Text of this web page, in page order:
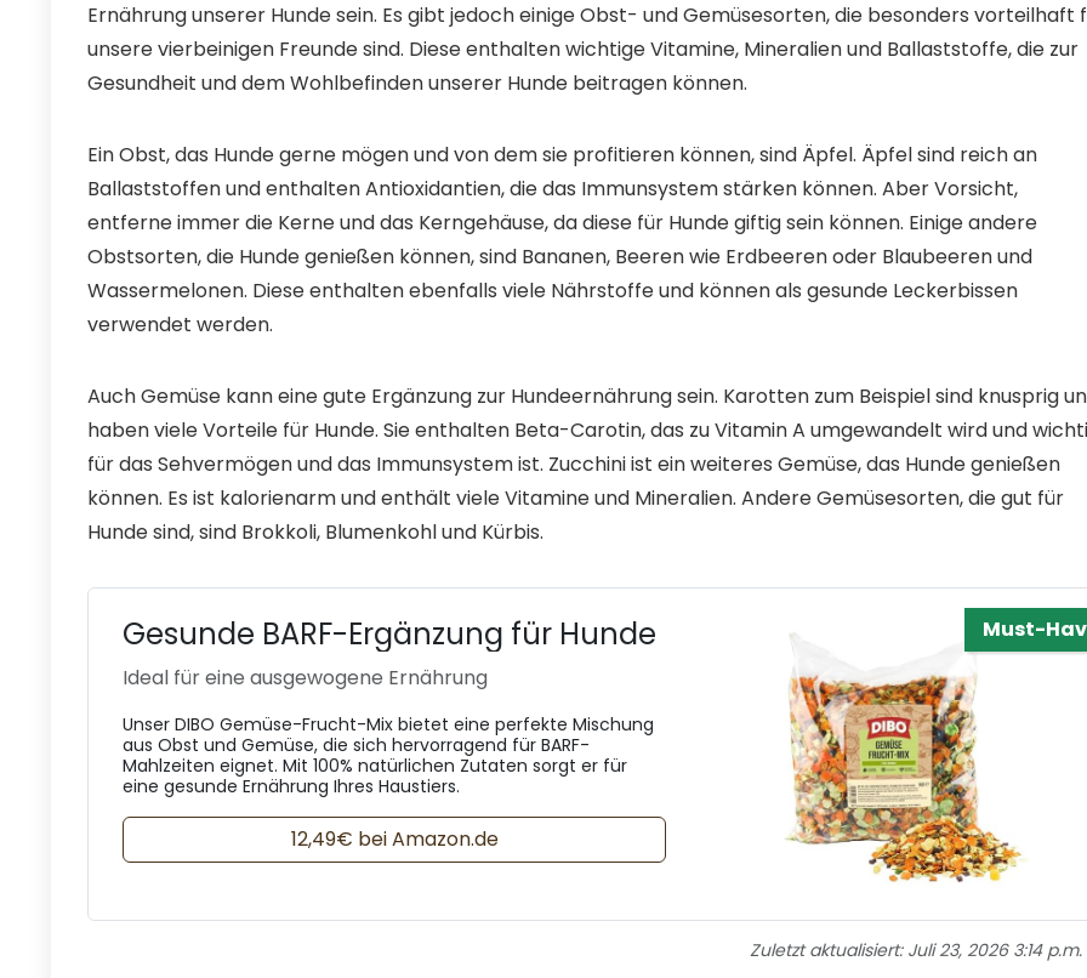
Ernährung unserer Hunde sein. Es gibt jedoch einige Obst- und Gemüsesorten, die besonders vorteilhaft
unsere vierbeinigen Freunde sind. Diese enthalten wichtige Vitamine, Mineralien und Ballaststoffe, die zur
Gesundheit und dem Wohlbefinden unserer Hunde beitragen können.
Ein Obst, das Hunde gerne mögen und von dem sie profitieren können, sind Äpfel. Äpfel sind reich an
Ballaststoffen und enthalten Antioxidantien, die das Immunsystem stärken können. Aber Vorsicht,
entferne immer die Kerne und das Kerngehäuse, da diese für Hunde giftig sein können. Einige andere
Obstsorten, die Hunde genießen können, sind Bananen, Beeren wie Erdbeeren oder Blaubeeren und
Wassermelonen. Diese enthalten ebenfalls viele Nährstoffe und können als gesunde Leckerbissen
verwendet werden.
Auch Gemüse kann eine gute Ergänzung zur Hundeernährung sein. Karotten zum Beispiel sind knusprig
haben viele Vorteile für Hunde. Sie enthalten Beta-Carotin, das zu Vitamin A umgewandelt wird und
für das Sehvermögen und das Immunsystem ist. Zucchini ist ein weiteres Gemüse, das Hunde genießen
können. Es ist kalorienarm und enthält viele Vitamine und Mineralien. Andere Gemüsesorten, die gut für
Hunde sind, sind Brokkoli, Blumenkohl und Kürbis.
Must-
Gesunde BARF-Ergänzung für Hunde
Ideal für eine ausgewogene Ernährung
Unser DIBO Gemüse-Frucht-Mix bietet eine perfekte Mischung
aus Obst und Gemüse, die sich hervorragend für BARF-
Mahlzeiten eignet. Mit 100% natürlichen Zutaten sorgt er für
eine gesunde Ernährung Ihres Haustiers.
12,49€ bei Amazon.de
Zuletzt aktualisiert: Juli 23, 2026 3:14 p.m.